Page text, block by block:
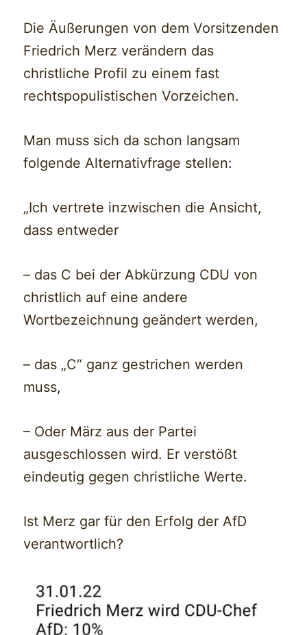
Die Äußerungen von dem Vorsitzenden
Friedrich Merz verändern das
christliche Profil zu einem fast
rechtspopulistischen Vorzeichen.
Man muss sich da schon langsam
folgende Alternativfrage stellen:
„Ich vertrete inzwischen die Ansicht,
dass entweder
– das C bei der Abkürzung CDU von
christlich auf eine andere
Wortbezeichnung geändert werden,
– das „C“ ganz gestrichen werden
muss,
– Oder März aus der Partei
ausgeschlossen wird. Er verstößt
eindeutig gegen christliche Werte.
Ist Merz gar für den Erfolg der AfD
verantwortlich?